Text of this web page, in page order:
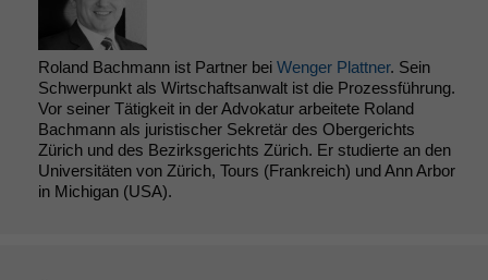
Roland Bachmann ist Partner bei Wenger Plattner. Sein
Schwerpunkt als Wirtschaftsanwalt ist die Prozessführung.
Vor seiner Tätigkeit in der Advokatur arbeitete Roland
Bachmann als juristischer Sekretär des Obergerichts
Zürich und des Bezirksgerichts Zürich. Er studierte an den
Universitäten von Zürich, Tours (Frankreich) und Ann Arbor
in Michigan (USA).